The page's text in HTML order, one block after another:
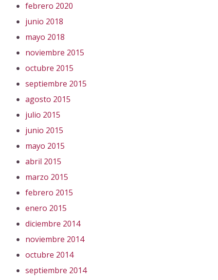
febrero 2020
junio 2018
mayo 2018
noviembre 2015
octubre 2015
septiembre 2015
agosto 2015
julio 2015
junio 2015
mayo 2015
abril 2015
marzo 2015
febrero 2015
enero 2015
diciembre 2014
noviembre 2014
octubre 2014
septiembre 2014